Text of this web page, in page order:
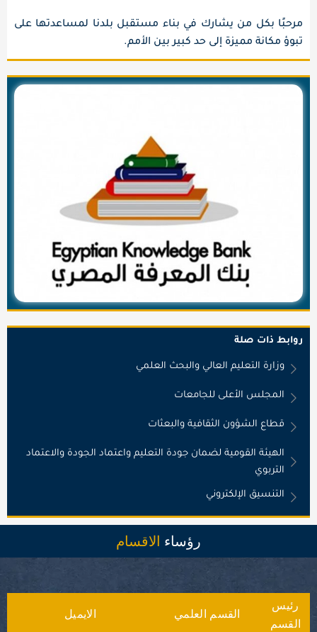
مرحبًا بكل من يشارك في بناء مستقبل بلدنا لمساعدتها على
تبوؤ مكانة مميزة إلى حد كبير بين الأمم.
روابط ذات صلة
وزارة التعليم العالي والبحث العلمي
المجلس الأعلى للجامعات
قطاع الشؤون الثقافية والبعثات
الهيئة القومية لضمان جودة التعليم واعتماد الجودة والاعتماد
التربوي
التنسيق الإلكتروني
رؤساء الاقسام
رئيس
القسم
القسم العلمي الايميل